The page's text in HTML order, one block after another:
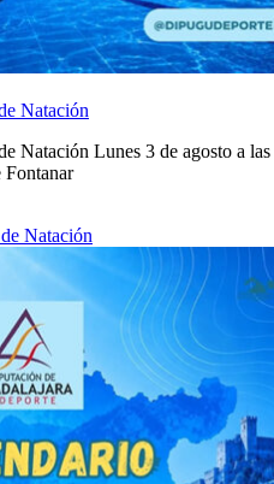
Natación
Natación Lunes 3 de agosto a las
Fontanar
Natación